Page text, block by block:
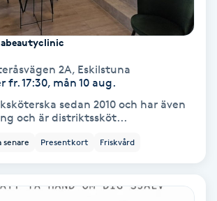
2A, Eskilstuna
fr. 17:30, mån 10 aug.
sedan 2010 och har även
och är distriktssköt...
senare Presentkort Friskvård